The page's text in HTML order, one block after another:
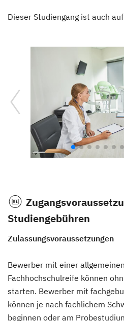
Dieser Studiengang ist auch
Studiengebühren
Zulassungsvoraussetzungen
Bewerber mit einer
Fachhochschulreife können
starten. Bewerber mit
können je nach fachlichem
beginnen oder am